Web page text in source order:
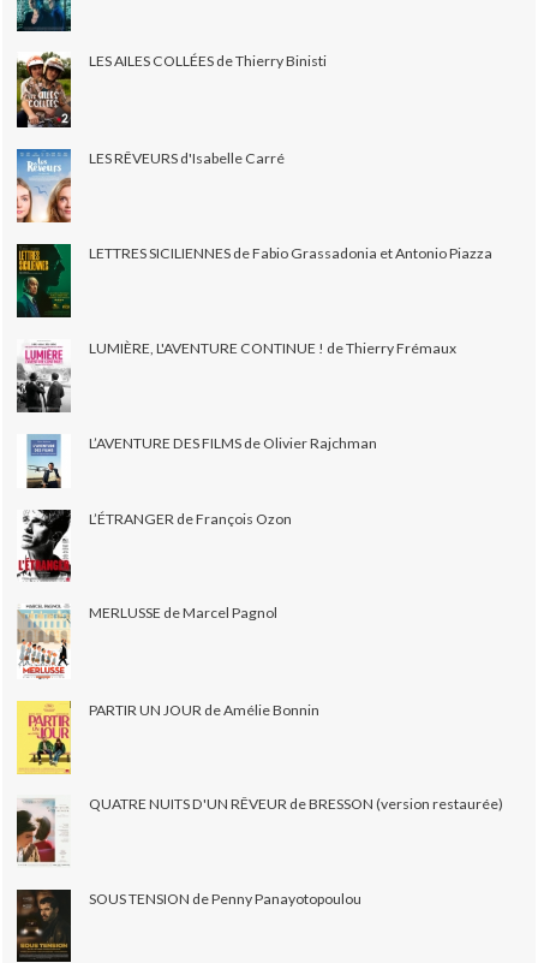
LES AILES COLLÉES de Thierry Binisti
LES RÊVEURS d'Isabelle Carré
LETTRES SICILIENNES de Fabio Grassadonia et Antonio Piazza
LUMIÈRE, L'AVENTURE CONTINUE ! de Thierry Frémaux
L’AVENTURE DES FILMS de Olivier Rajchman
L’ÉTRANGER de François Ozon
MERLUSSE de Marcel Pagnol
PARTIR UN JOUR de Amélie Bonnin
QUATRE NUITS D'UN RÊVEUR de BRESSON (version restaurée)
SOUS TENSION de Penny Panayotopoulou